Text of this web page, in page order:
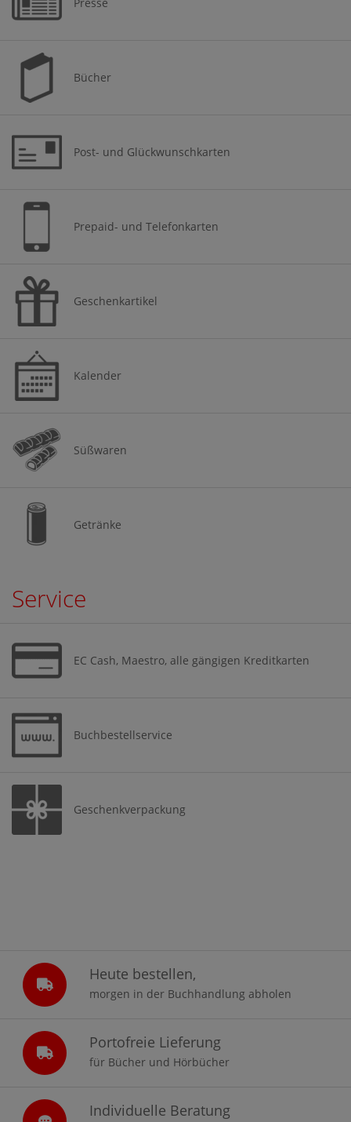
Bücher
Post- und Glückwunschkarten
Prepaid- und Telefonkarten
Geschenkartikel
Kalender
Süßwaren
Getränke
Service
EC Cash, Maestro, alle gängigen Kreditkarten
Buchbestellservice
Geschenkverpackung
Heute bestellen,
morgen in der Buchhandlung abholen
Portofreie Lieferung
für Bücher und Hörbücher
Individuelle Beratung